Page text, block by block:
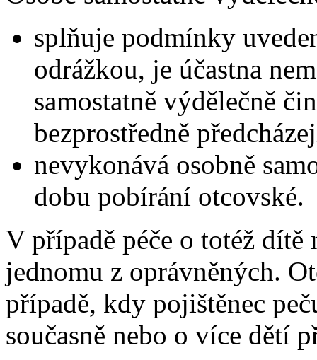
splňuje podmínky
odrážkou, je účastna
samostatně výdělečně
bezprostředně
nevykonává osobně
dobu pobírání otcovské.
V případě péče o totéž
jednomu z oprávněných.
případě, kdy pojištěnec
současně nebo o více dětí